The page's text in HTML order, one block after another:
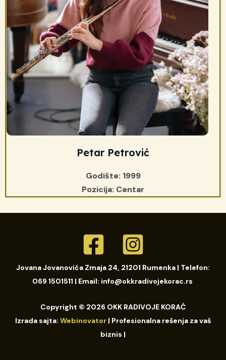
Petar Petrović
Godište: 1999
Pozicija: Centar
Jovana Jovanovića Zmaja 24, 21201 Rumenka | Telefon:
069 1501511 | Email: info@okkradivojekorac.rs ​
Copyright © 2026 OKK RADIVOJE KORAĆ
Izrada sajta: Webinovator | Profesionalna rešenja za vaš
biznis |